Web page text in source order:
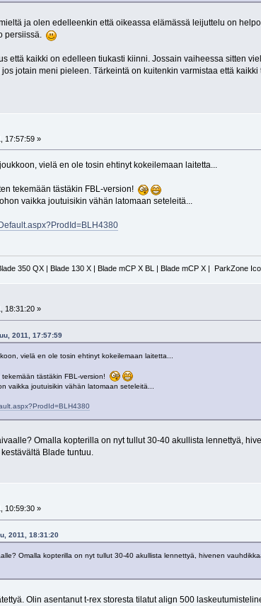
ja olen edelleenkin että oikeassa elämässä leijuttelu on
persiissä.
että kaikki on edelleen tiukasti kiinni. Jossain vaiheessa sitten
jotain meni pieleen. Tärkeintä on kuitenkin varmistaa että
17:57:59 »
vielä en ole tosin ehtinyt kokeilemaan laitetta...
tekemään tästäkin FBL-version!
vaikka joutuisikin vähän latomaan seteleitä...
350 QX | Blade 130 X | Blade mCP X BL | Blade mCP X | ParkZone
18:31:20 »
2011, 17:57:59
vielä en ole tosin ehtinyt kokeilemaan laitetta...
tästäkin FBL-version!
vaikka joutuisikin vähän latomaan seteleitä...
Omalla kopterilla on nyt tullut 30-40 akullista lennettyä,
Blade tuntuu.
10:59:30 »
2011, 18:31:20
Omalla kopterilla on nyt tullut 30-40 akullista lennettyä, hivenen
Olin asentanut t-rex storesta tilatut align 500